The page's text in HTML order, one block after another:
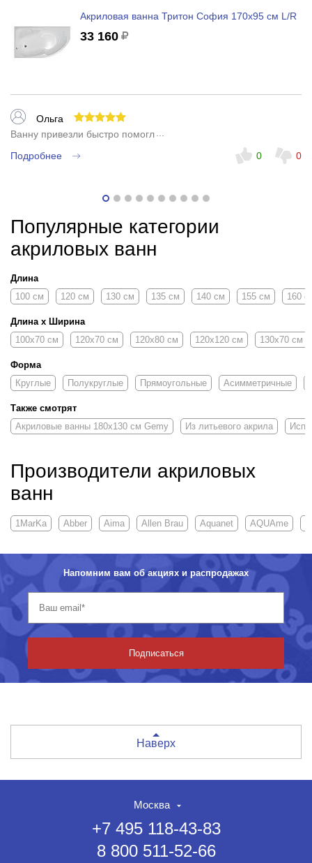
Акриловая ванна Тритон София 170x95 см L/R
33 160
Ольга
Ванну привезли быстро помогли с выбором.
Подробнее
0 0
Популярные категории
акриловых ванн
Длина
100 см
120 см 130 см 135 см 140 см 155 см 160
Длина х Ширина
100х70 см
120х70 см 120х80 см 120х120 см 130х70 см
Форма
Круглые
Полукруглые Прямоугольные Асимметричные
Также смотрят
Акриловые ванны 180х130 см Gemy
Из литьевого акрила
Производители акриловых
ванн
1MarKa Abber Aima Allen Brau Aquanet AQUAme
Напомним вам об акциях и распродажах
Подписаться
Наверх
Москва
+7 495 118-43-83
8 800 511-52-66